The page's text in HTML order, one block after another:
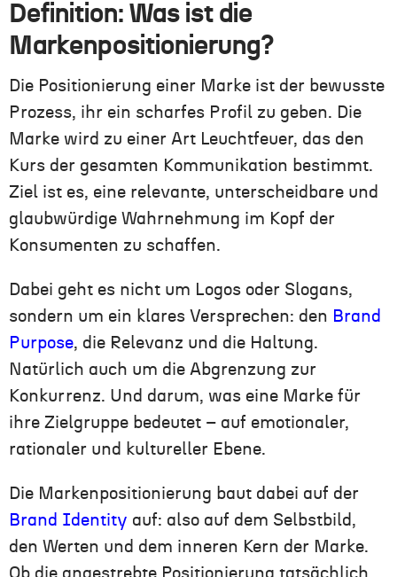
Definition: Was ist die
Markenpositionierung?
Die Positionierung einer Marke ist der bewusste
Prozess, ihr ein scharfes Profil zu geben. Die
Marke wird zu einer Art Leuchtfeuer, das den
Kurs der gesamten Kommunikation bestimmt.
Ziel ist es, eine relevante, unterscheidbare und
glaubwürdige Wahrnehmung im Kopf der
Konsumenten zu schaffen.
Dabei geht es nicht um Logos oder Slogans,
sondern um ein klares Versprechen: den Brand
Purpose, die Relevanz und die Haltung.
Natürlich auch um die Abgrenzung zur
Konkurrenz. Und darum, was eine Marke für
ihre Zielgruppe bedeutet – auf emotionaler,
rationaler und kultureller Ebene.
Die Markenpositionierung baut dabei auf der
Brand Identity auf: also auf dem Selbstbild,
den Werten und dem inneren Kern der Marke.